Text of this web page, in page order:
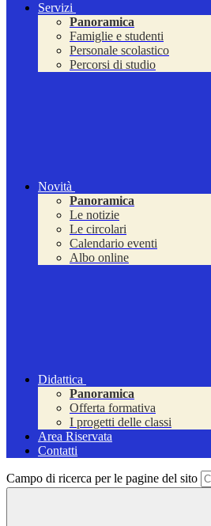
Servizi
Panoramica
Famiglie e studenti
Personale scolastico
Percorsi di studio
Novità
Panoramica
Le notizie
Le circolari
Calendario eventi
Albo online
Didattica
Panoramica
Offerta formativa
I progetti delle classi
Area Riservata
Contatti
Campo di ricerca per le pagine del sito